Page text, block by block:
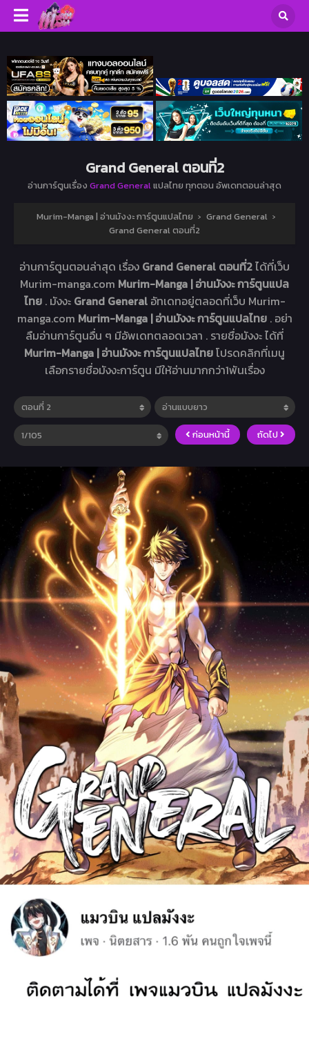
Grand General ตอนที่2
อ่านการ์ตูนเรื่อง Grand Generalแปลไทย ทุกตอน อัพเดทตอนล่าสุด
Murim-Manga | อ่านมังงะ การ์ตูนแปลไทย › Grand General ›
Grand General ตอนที่2
อ่านการ์ตูนตอนล่าสุด เรื่อง Grand General ตอนที่2ได้ที่เว็บ
Murim-manga.com Murim-Manga | อ่านมังงะ การ์ตูนแปล
ไทย . มังงะ Grand General อัทเดทอยู่ตลอดที่เว็บ Murim-
manga.com Murim-Manga | อ่านมังงะ การ์ตูนแปลไทย . อย่า
ลืมอ่านการ์ตูนอื่น ๆ มีอัพเดทตลอดเวลา . รายชื่อมังงะ ได้ที่
Murim-Manga | อ่านมังงะ การ์ตูนแปลไทยโปรดคลิกที่เมนู
เลือกรายชื่อมังงะการ์ตูน มีให้อ่านมากกว่า1พันเรื่อง
ก่อนหน้านี้ ถัดไป